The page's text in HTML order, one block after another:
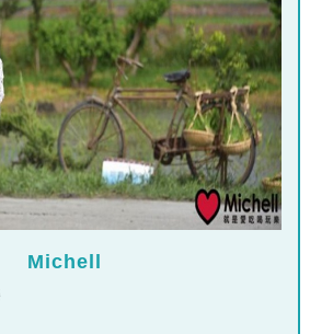
Michell